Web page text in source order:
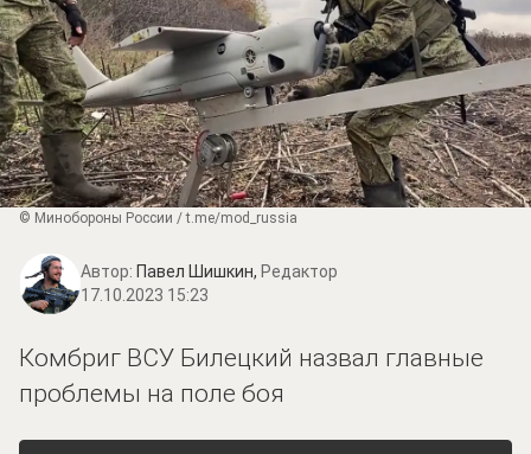
© Минобороны России / t.me/mod_russia
Автор: Павел Шишкин, Редактор
17.10.2023 15:23
Комбриг ВСУ Билецкий назвал главные
проблемы на поле боя